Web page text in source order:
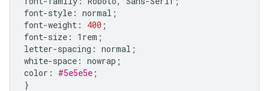
font-style: normal ;
font-weight:
400 ;
font-size:
1rem ;
letter-spacing: normal ;
white-space: nowrap ;
color: #5e5e5e;
}